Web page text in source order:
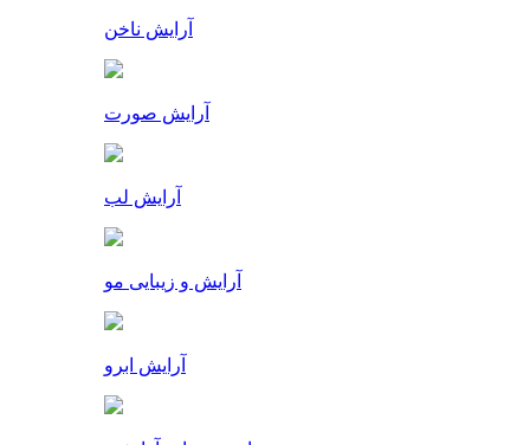
آرایش ناخن
آرایش صورت
آرایش لب
آرایش و زیبایی مو
آرایش ابرو